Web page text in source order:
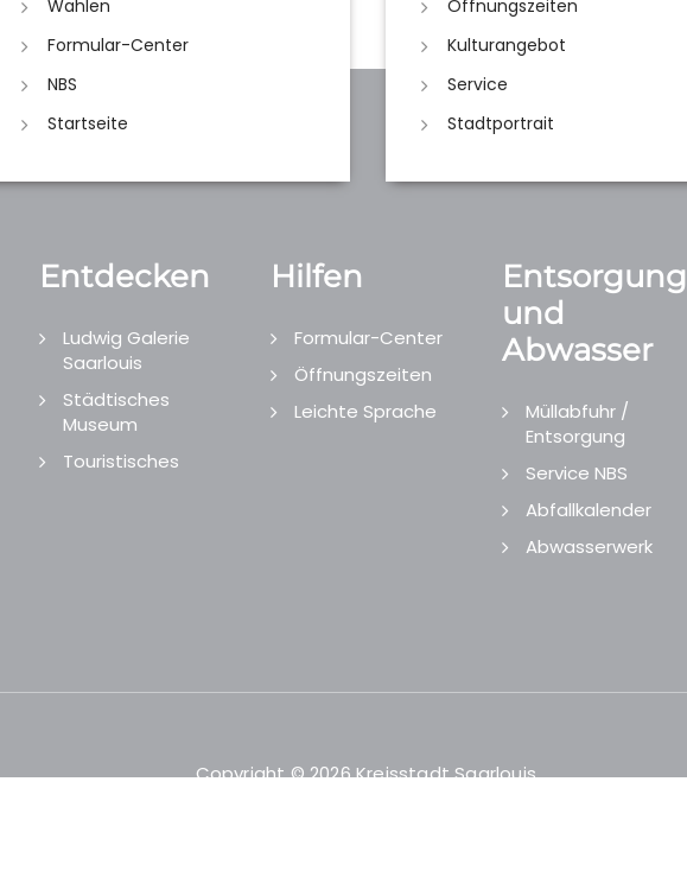
Wahlen
Formular-Center
NBS
Startseite
Öffnungszeiten
Kulturangebot
Service
Stadtportrait
Entdecken
Ludwig Galerie
Saarlouis
Städtisches
Museum
Touristisches
Hilfen
Formular-Center
Öffnungszeiten
Leichte Sprache
Entsorgung
und
Abwasser
Müllabfuhr /
Entsorgung
Service NBS
Abfallkalender
Abwasserwerk
Copyright © 2026 Kreisstadt Saarlouis.